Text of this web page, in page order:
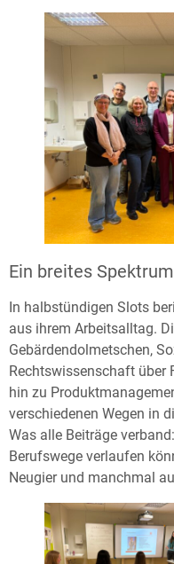
Ein breites
In halbstündigen Slots
aus ihrem Arbeitsalltag.
Gebärdendolmetschen,
Rechtswissenschaft über
hin zu
verschiedenen Wegen in
Was alle Beiträge
Berufswege verlaufen
Neugier und manchmal